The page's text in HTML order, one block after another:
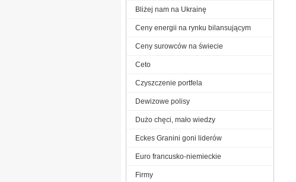
Bliżej nam na Ukrainę
Ceny energii na rynku bilansującym
Ceny surowców na świecie
Ceto
Czyszczenie portfela
Dewizowe polisy
Dużo chęci, mało wiedzy
Eckes Granini goni liderów
Euro francusko-niemieckie
Firmy